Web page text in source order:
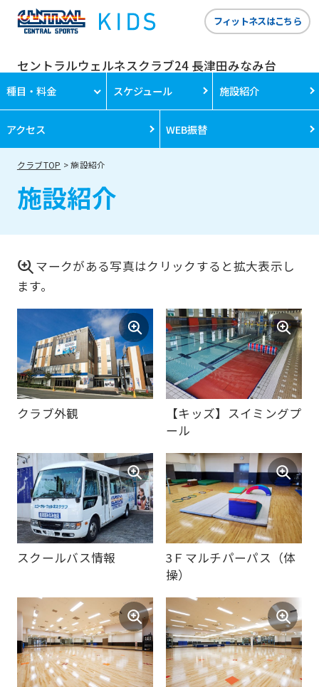
セントラルウェルネスクラブ24 長津田みなみ台
フィットネスはこちら
種目・料金 スケジュール 施設紹介
アクセス WEB振替
クラブTOP 施設紹介
施設紹介
マークがある写真はクリックすると拡大表示し
ます。
クラブ外観
【キッズ】スイミングプ
ール
スクールバス情報
3Ｆマルチパーパス（体
操）
For
foreigners
Central
Sports
official
website
is
automatically
translated
into
English.
Click
the
link
below
(start
automatic